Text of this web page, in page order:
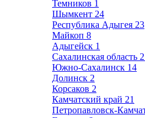
Темников 1
Шымкент 24
Республика Адыгея 23
Майкоп 8
Адыгейск 1
Сахалинская область
Южно-Сахалинск 14
Долинск 2
Корсаков 2
Камчатский край 21
Петропавловск-